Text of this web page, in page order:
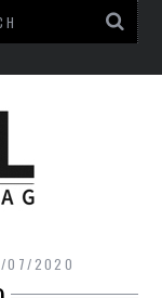
07/2020